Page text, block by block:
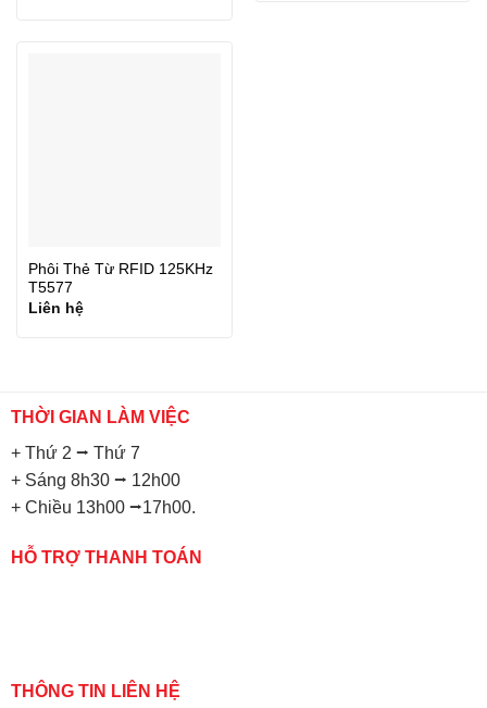
Phôi Thẻ Từ RFID 125KHz
T5577
Liên hệ
THỜI GIAN LÀM VIỆC
+ Thứ 2 ⭢ Thứ 7
+ Sáng 8h30 ⭢ 12h00
+ Chiều 13h00 ⭢17h00.
HỖ TRỢ THANH TOÁN
THÔNG TIN LIÊN HỆ